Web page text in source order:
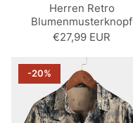
Herren Retro
Blumenmusterknopf
Vintage Urlaub
€27,99 EUR
-20%